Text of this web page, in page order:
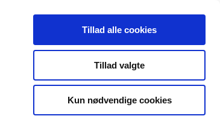
Tillad alle cookies
Tillad valgte
Kun nødvendige cookies
Særlige
produktområder